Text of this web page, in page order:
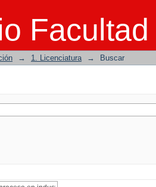
→ 1. Licenciatura → Buscar